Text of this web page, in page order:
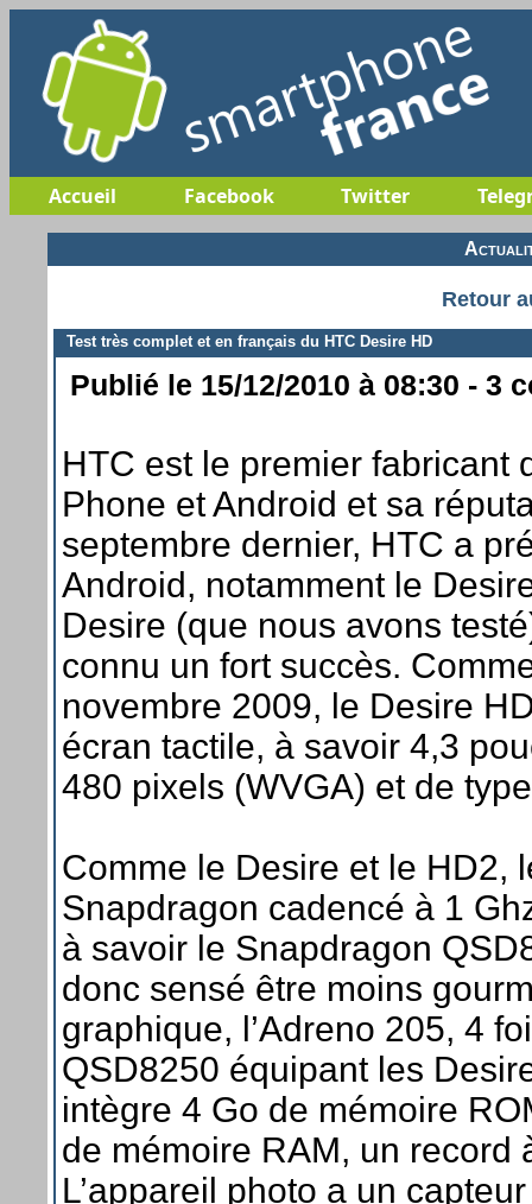
Accueil Facebook Twitter
Retour
Test très complet et en français du HTC Desire HD
Publié le 15/12/2010 à 08:30 - 3
HTC est le premier fabricant
Phone et Android et sa
septembre dernier, HTC a
Android, notamment le
Desire (que nous avons
connu un fort succès.
novembre 2009, le Desire
écran tactile, à savoir 4,3
480 pixels (WVGA) et de
Comme le Desire et le HD2,
Snapdragon cadencé à 1
à savoir le Snapdragon
donc sensé être moins
graphique, l’Adreno 205, 4
QSD8250 équipant les
intègre 4 Go de mémoire
de mémoire RAM, un record
L’appareil photo a un